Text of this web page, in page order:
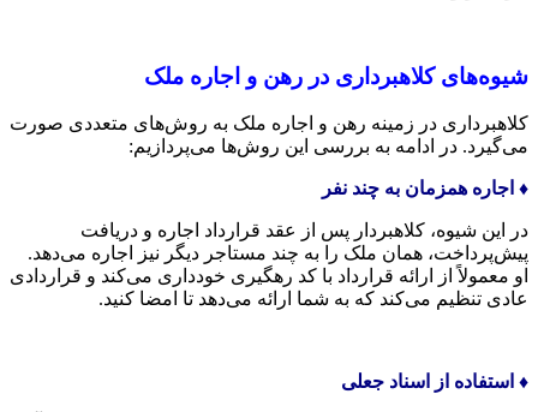
شیوه‌های کلاهبرداری در رهن و اجاره ملک
کلاهبرداری در زمینه رهن و اجاره ملک به روش‌های متعددی صورت
می‌گیرد. در ادامه به بررسی این روش‌ها می‌پردازیم:
♦️ اجاره همزمان به چند نفر
در این شیوه، کلاهبردار پس از عقد قرارداد اجاره و دریافت
پیش‌پرداخت، همان ملک را به چند مستاجر دیگر نیز اجاره می‌دهد.
او معمولاً از ارائه قرارداد با کد رهگیری خودداری می‌کند و قراردادی
عادی تنظیم می‌کند که به شما ارائه می‌دهد تا امضا کنید.
♦️ استفاده از اسناد جعلی